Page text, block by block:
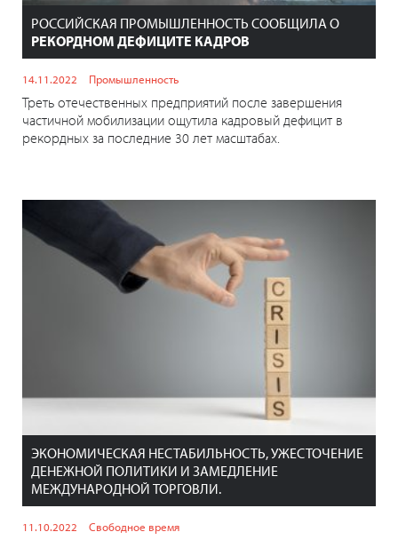
РОССИЙСКАЯ ПРОМЫШЛЕННОСТЬ СООБЩИЛА О
РЕКОРДНОМ ДЕФИЦИТЕ КАДРОВ
14.11.2022 Промышленность
Треть отечественных предприятий после завершения
частичной мобилизации ощутила кадровый дефицит в
рекордных за последние 30 лет масштабах.
ЭКОНОМИЧЕСКАЯ НЕСТАБИЛЬНОСТЬ, УЖЕСТОЧЕНИЕ
ДЕНЕЖНОЙ ПОЛИТИКИ И ЗАМЕДЛЕНИЕ
МЕЖДУНАРОДНОЙ ТОРГОВЛИ.
11.10.2022 Свободное время